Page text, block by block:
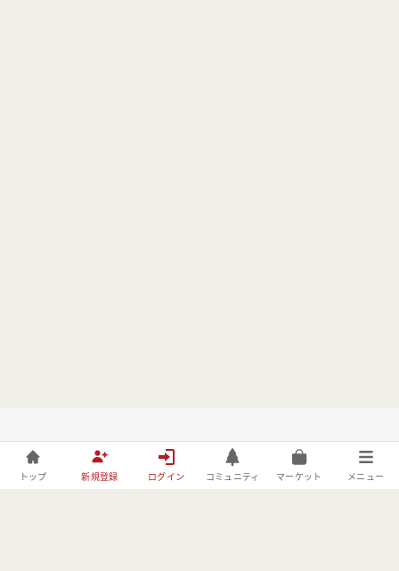
トップ 新規登録 ログイン コミュニティ マーケット メニュー